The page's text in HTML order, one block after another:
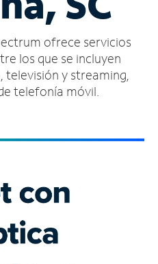
ofrece servicios
los que se incluyen
y streaming,
telefonía móvil.